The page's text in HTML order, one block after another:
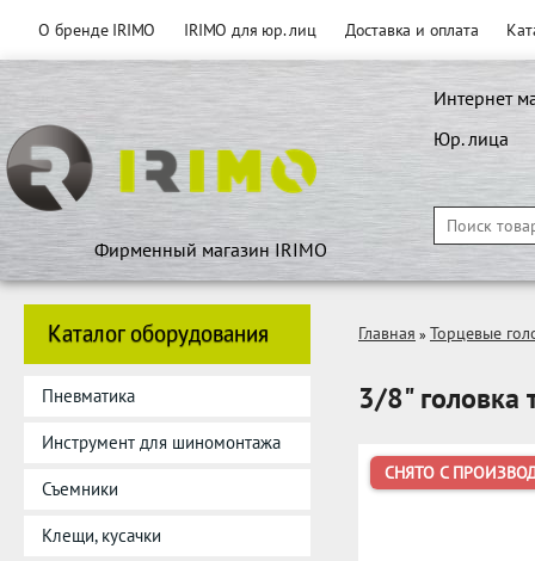
О бренде IRIMO IRIMO для юр. лиц Доставка и оплата
Фирменный магазин IRIMO
Интернет
Юр. лица
Каталог оборудования
Пневматика
Инструмент для шиномонтажа
Съемники
Клещи, кусачки
Главная » Торцевые
3/8" головка
СНЯТО С